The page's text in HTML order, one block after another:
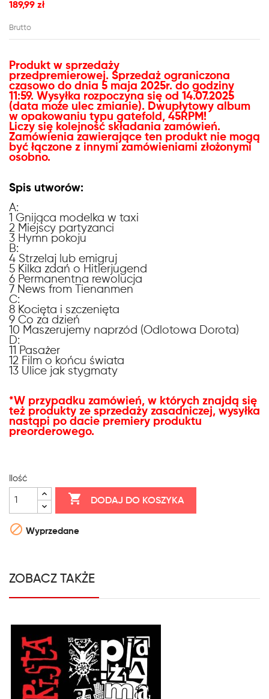
189,99 zł
Brutto
Produkt w sprzedaży
przedpremierowej. Sprzedaż ograniczona
czasowo do dnia 5 maja 2025r. do godziny
11:59. Wysyłka rozpoczyna się od 14.07.2025
(data może ulec zmianie). Dwupłytowy album
w opakowaniu typu gatefold, 45RPM!
Liczy się kolejność składania zamówień.
Zamówienia zawierające ten produkt nie mogą
być łączone z innymi zamówieniami złożonymi
osobno.
Spis utworów:
A:
1 Gnijąca modelka w taxi
2 Miejscy partyzanci
3 Hymn pokoju
B:
4 Strzelaj lub emigruj
5 Kilka zdań o Hitlerjugend
6 Permanentna rewolucja
7 News from Tienanmen
C:
8 Kocięta i szczenięta
9 Co za dzień
10 Maszerujemy naprzód (Odlotowa Dorota)
D:
11 Pasażer
12 Film o końcu świata
13 Ulice jak stygmaty
*W przypadku zamówień, w których znajdą się
też produkty ze sprzedaży zasadniczej, wysyłka
nastąpi po dacie premiery produktu
preorderowego.
Ilość
 DODAJ DO KOSZYKA
 Wyprzedane
ZOBACZ TAKŻE